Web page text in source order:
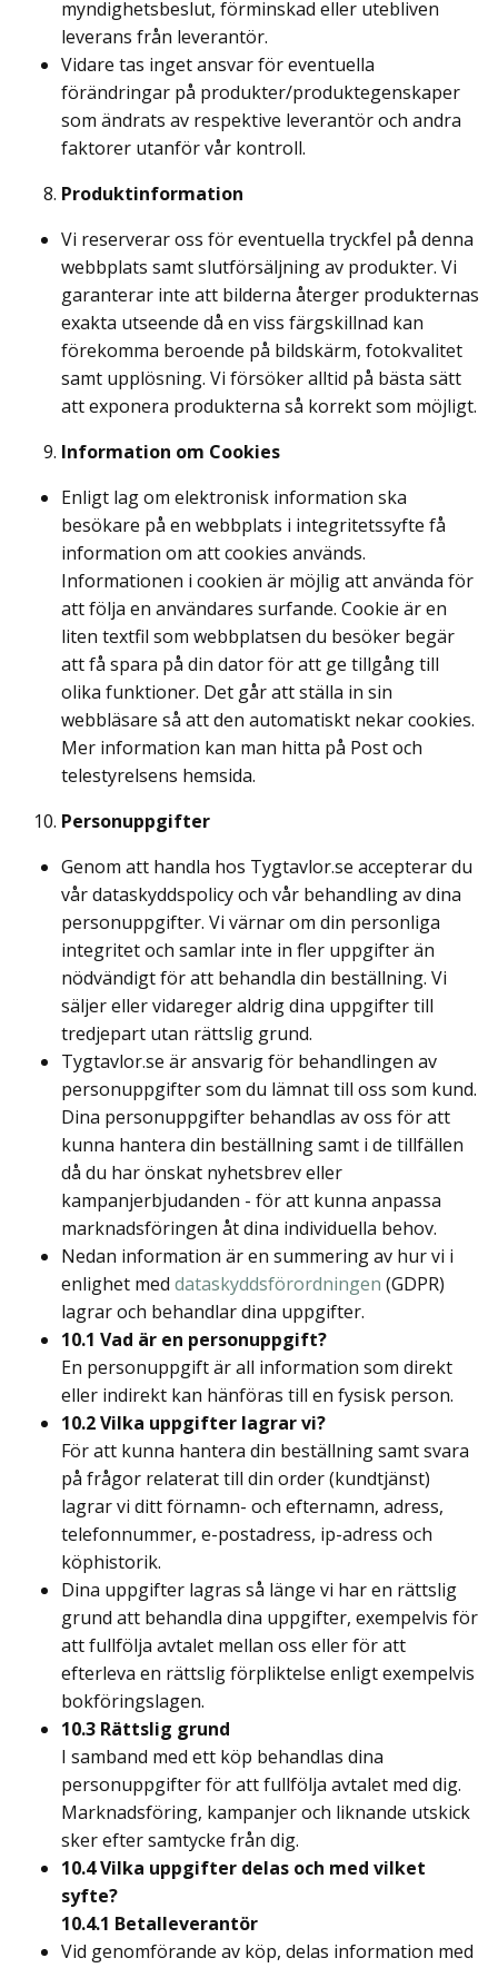
myndighetsbeslut, förminskad eller utebliven
leverans från leverantör.
Vidare tas inget ansvar för eventuella
förändringar på produkter/produktegenskaper
som ändrats av respektive leverantör och andra
faktorer utanför vår kontroll.
Produktinformation
Vi reserverar oss för eventuella tryckfel på denna
webbplats samt slutförsäljning av produkter. Vi
garanterar inte att bilderna återger produkternas
exakta utseende då en viss färgskillnad kan
förekomma beroende på bildskärm, fotokvalitet
samt upplösning. Vi försöker alltid på bästa sätt
att exponera produkterna så korrekt som möjligt.
Information om Cookies
Enligt lag om elektronisk information ska
besökare på en webbplats i integritetssyfte få
information om att cookies används.
Informationen i cookien är möjlig att använda för
att följa en användares surfande. Cookie är en
liten textfil som webbplatsen du besöker begär
att få spara på din dator för att ge tillgång till
olika funktioner. Det går att ställa in sin
webbläsare så att den automatiskt nekar cookies.
Mer information kan man hitta på Post och
telestyrelsens hemsida.
Personuppgifter
Genom att handla hos Tygtavlor.se accepterar du
vår dataskyddspolicy och vår behandling av dina
personuppgifter. Vi värnar om din personliga
integritet och samlar inte in fler uppgifter än
nödvändigt för att behandla din beställning. Vi
säljer eller vidareger aldrig dina uppgifter till
tredjepart utan rättslig grund.
Tygtavlor.se är ansvarig för behandlingen av
personuppgifter som du lämnat till oss som kund.
Dina personuppgifter behandlas av oss för att
kunna hantera din beställning samt i de tillfällen
då du har önskat nyhetsbrev eller
kampanjerbjudanden - för att kunna anpassa
marknadsföringen åt dina individuella behov.
Nedan information är en summering av hur vi i
enlighet med dataskyddsförordningen (GDPR)
lagrar och behandlar dina uppgifter.
10.1 Vad är en personuppgift?
En personuppgift är all information som direkt
eller indirekt kan hänföras till en fysisk person.
10.2 Vilka uppgifter lagrar vi?
För att kunna hantera din beställning samt svara
på frågor relaterat till din order (kundtjänst)
lagrar vi ditt förnamn- och efternamn, adress,
telefonnummer, e-postadress, ip-adress och
köphistorik.
Dina uppgifter lagras så länge vi har en rättslig
grund att behandla dina uppgifter, exempelvis för
att fullfölja avtalet mellan oss eller för att
efterleva en rättslig förpliktelse enligt exempelvis
bokföringslagen.
10.3 Rättslig grund
I samband med ett köp behandlas dina
personuppgifter för att fullfölja avtalet med dig.
Marknadsföring, kampanjer och liknande utskick
sker efter samtycke från dig.
10.4 Vilka uppgifter delas och med vilket
syfte?
10.4.1 Betalleverantör
Vid genomförande av köp, delas information med